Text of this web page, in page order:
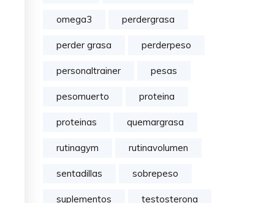
omega3 perdergrasa
perder grasa perderpeso
personaltrainer pesas
pesomuerto proteina
proteinas quemargrasa
rutinagym rutinavolumen
sentadillas sobrepeso
suplementos testosterona